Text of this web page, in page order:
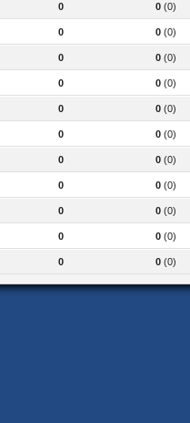
0 0(0)
0 0(0)
0 0(0)
0 0(0)
0 0(0)
0 0(0)
0 0(0)
0 0(0)
0 0(0)
0 0(0)
0 0(0)